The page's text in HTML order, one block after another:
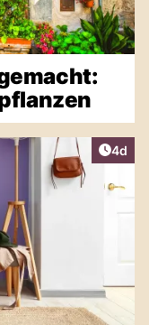
4d